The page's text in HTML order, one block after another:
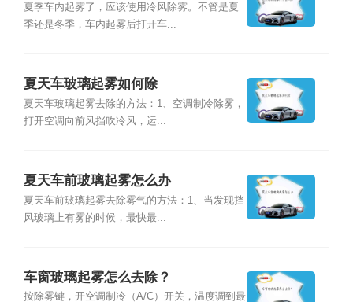
夏季车内起雾了，应该使用冷风除雾。不管是夏
季还是冬季，车内起雾后打开车...
夏天车玻璃起雾如何除
夏天车玻璃起雾去除的方法：1、空调制冷除雾，
打开空调向前风挡吹冷风，运...
夏天车前玻璃起雾怎么办
夏天车前玻璃起雾去除雾气的方法：1、当发现挡
风玻璃上有雾的时候，最快最...
车窗玻璃起雾怎么去除？
按除雾键，开空调制冷（A/C）开关，温度调到最